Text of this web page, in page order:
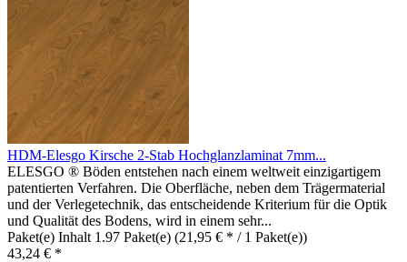
HDM-Elesgo Kirsche 2-Stab Hochglanzlaminat 7mm...
ELESGO ® Böden entstehen nach einem weltweit einzigartigem
patentierten Verfahren. Die Oberfläche, neben dem Trägermaterial
und der Verlegetechnik, das entscheidende Kriterium für die Optik
und Qualität des Bodens, wird in einem sehr...
Paket(e) Inhalt 1.97 Paket(e) (21,95 € * / 1 Paket(e))
43,24 € *